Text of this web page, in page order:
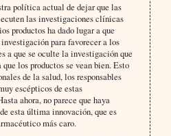
política actual de dejar que las
las investigaciones clínicas
productos ha dado lugar a que
para favorecer a los
a que se oculte la investigación que
los productos se vean bien. Esto
de la salud, los responsables
escépticos de estas
ahora, no parece que haya
esta última innovación, que es
más caro.